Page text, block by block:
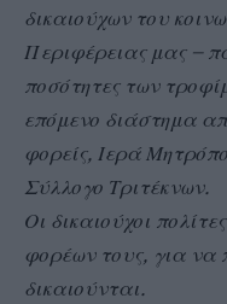
δικαιούχων του
Περιφέρειας μας –
ποσότητες των
επόμενο διάστημα
φορείς, Ιερά
Σύλλογο Τριτέκνων.
Οι δικαιούχοι
φορέων τους, για
δικαιούνται.